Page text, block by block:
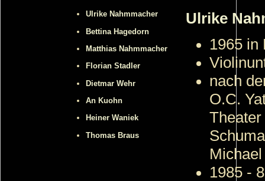
Ulrike Nahmmacher
Bettina Hagedorn
Matthias Nahmmacher
Florian Stadler
Dietmar Wehr
An Kuohn
Heiner Waniek
Thomas Braus
Ulrike
1965 in
nach
O.C.
1985 -